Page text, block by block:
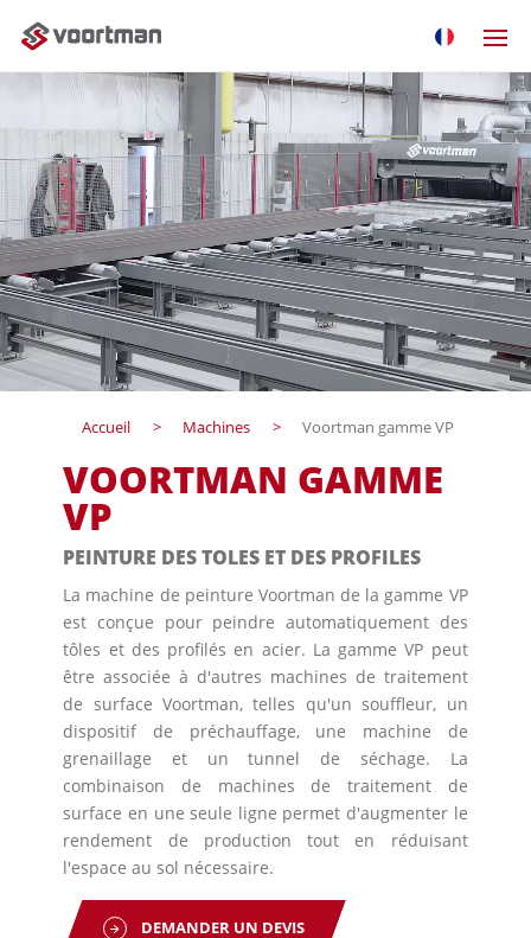
Accueil Machines Voortman gamme VP
VOORTMAN GAMME
VP
PEINTURE DES TOLES ET DES PROFILES
La machine de peinture Voortman de la gamme VP
est conçue pour peindre automatiquement des
tôles et des profilés en acier. La gamme VP peut
être associée à d'autres machines de traitement
de surface Voortman, telles qu'un souffleur, un
dispositif de préchauffage, une machine de
grenaillage et un tunnel de séchage. La
combinaison de machines de traitement de
surface en une seule ligne permet d'augmenter le
rendement de production tout en réduisant
l'espace au sol nécessaire.
DEMANDER UN DEVIS